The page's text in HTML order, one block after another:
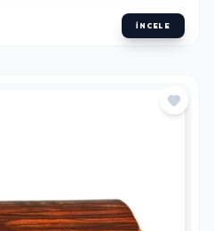
İNCELE